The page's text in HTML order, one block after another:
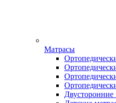
Матрасы
Двусторонние